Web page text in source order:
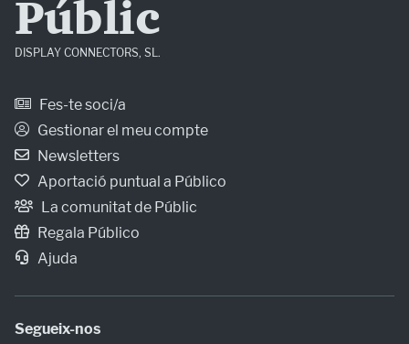
Públic
DISPLAY CONNECTORS, SL.
Fes-te soci/a
Gestionar el meu compte
Newsletters
Aportació puntual a Público
La comunitat de Públic
Regala Público
Ajuda
Segueix-nos